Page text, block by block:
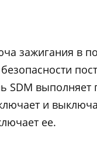
зажигания в
SDM
и
ее.